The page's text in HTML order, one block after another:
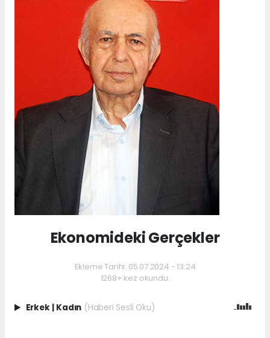
Ekonomideki Gerçekler
Ekleme Tarihi: 05.07.2024 - 13:24
1268+ kez okundu.
Erkek | Kadın (Haberi Sesli Oku)